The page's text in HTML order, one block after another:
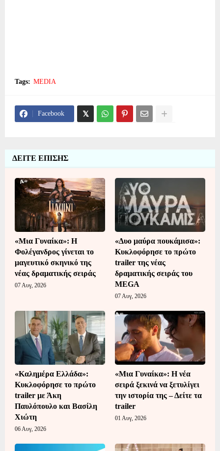
Tags: MEDIA
Facebook
ΔΕΙΤΕ ΕΠΙΣΗΣ
«Μια Γυναίκα»: Η
Φολέγανδρος γίνεται το
μαγευτικό σκηνικό της
νέας δραματικής σειράς
07 Αυγ, 2026
«Δυο μαύρα πουκάμισα»:
Κυκλοφόρησε το πρώτο
trailer της νέας
δραματικής σειράς του
MEGA
07 Αυγ, 2026
«Καλημέρα Ελλάδα»:
Κυκλοφόρησε το πρώτο
trailer με Άκη
Παυλόπουλο και Βασίλη
Χιώτη
06 Αυγ, 2026
«Μια Γυναίκα»: Η νέα
σειρά ξεκινά να ξετυλίγει
την ιστορία της – Δείτε τα
trailer
01 Αυγ, 2026